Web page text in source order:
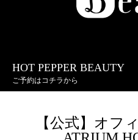
HOT PEPPER BEAUTY
ご予約はコチラから
【公式】オフ